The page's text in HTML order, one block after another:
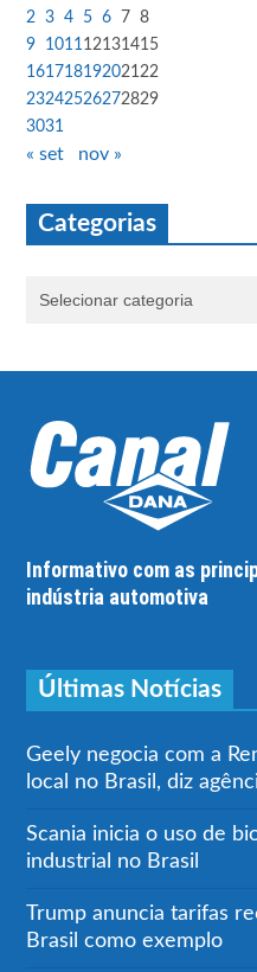
2
3 4 5 6 7 8
9
1011 12131415
161718192021 22
23242526272829
3031
« set nov »
Categorias
Informativo com as
indústria automotiva
Últimas Notícias
Geely negocia com a
local no Brasil, diz
Scania inicia o uso de
industrial no Brasil
Trump anuncia tarifas
Brasil como exemplo